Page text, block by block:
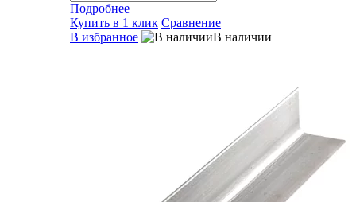
Подробнее
Купить в 1 клик Сравнение
В избранное
В наличии